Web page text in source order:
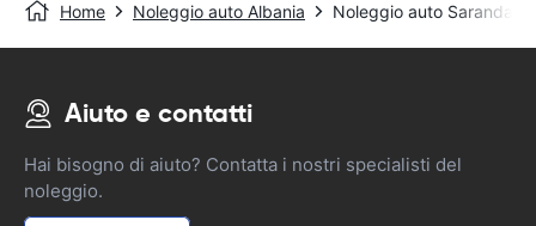
Home Noleggio auto Albania Noleggio auto Saranda -
Aiuto e contatti
Hai bisogno di aiuto? Contatta i nostri specialisti del
noleggio.